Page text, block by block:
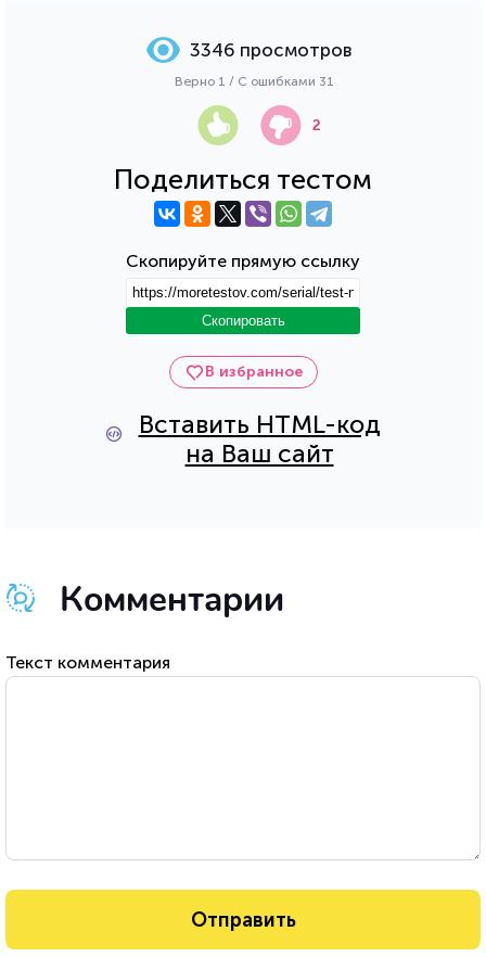
В избранное
Вставить HTML-код
на Ваш сайт
Поделиться тестом
Скопируйте прямую ссылку
Скопировать
3346 просмотров
Верно 1 / С ошибками 31
2
Комментарии
Текст комментария